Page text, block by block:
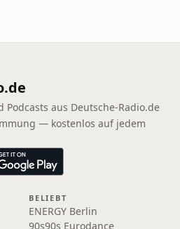
Podcasts aus Deutsche-Radio.de
— kostenlos auf jedem
BELIEBT
ENERGY Berlin
90s90s Eurodance